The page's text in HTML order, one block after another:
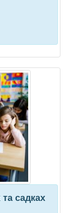
садках